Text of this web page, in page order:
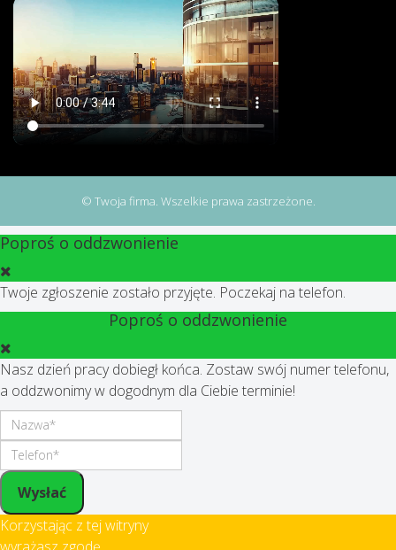
© Twoja firma. Wszelkie prawa zastrzeżone.
Poproś o oddzwonienie
Twoje zgłoszenie zostało przyjęte. Poczekaj na telefon.
Poproś o oddzwonienie
Nasz dzień pracy dobiegł końca. Zostaw swój numer telefonu,
a oddzwonimy w dogodnym dla Ciebie terminie!
Wysłać
Korzystając z tej witryny